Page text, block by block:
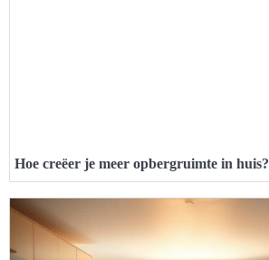
Hoe creëer je meer opbergruimte in huis?